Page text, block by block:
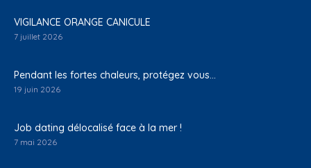
VIGILANCE ORANGE CANICULE
7 juillet 2026
Pendant les fortes chaleurs, protégez vous…
19 juin 2026
Job dating délocalisé face à la mer !
7 mai 2026